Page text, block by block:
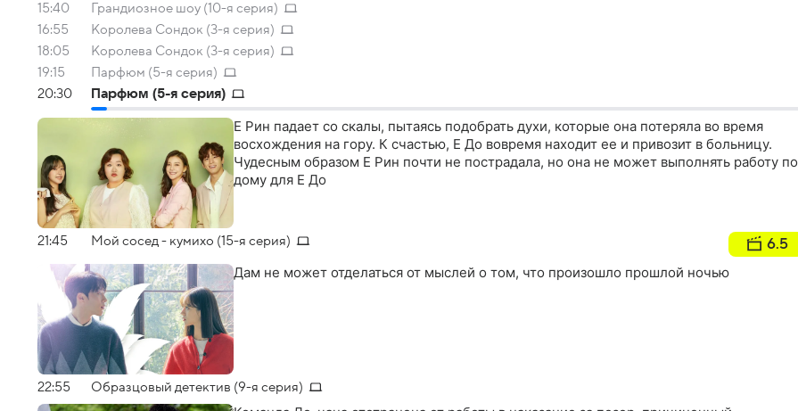
15:40
Грандиозное шоу (10-я серия)
16:55
Королева Сондок (3-я серия)
18:05
Королева Сондок (3-я серия)
19:15
Парфюм (5-я серия)
20:30
Парфюм (5-я серия)
Е Рин падает со скалы, пытаясь подобрать духи, которые она потеряла во время
восхождения на гору. К счастью, Е До вовремя находит ее и привозит в больницу.
Чудесным образом Е Рин почти не пострадала, но она не может выполнять работу по
дому для Е До
21:45 Мой сосед - кумихо (15-я серия) 6.5
Дам не может отделаться от мыслей о том, что произошло прошлой ночью
22:55 Образцовый детектив (9-я серия)